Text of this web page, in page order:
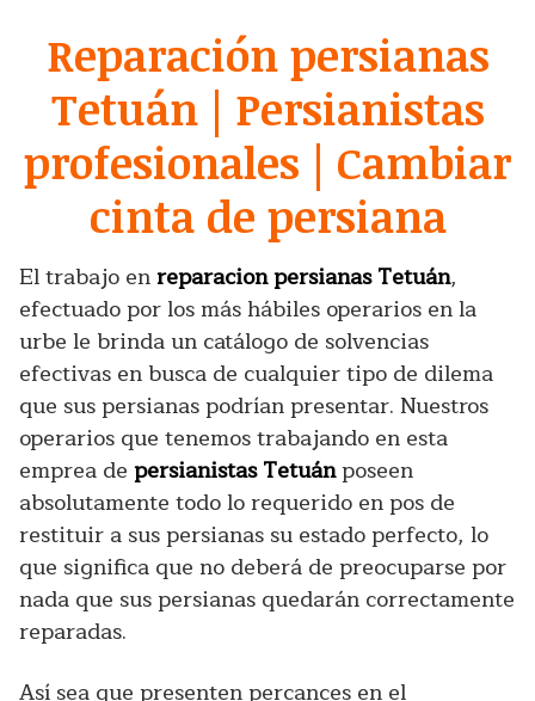
Reparación persianas
Tetuán | Persianistas
profesionales | Cambiar
cinta de persiana
El trabajo enreparacion persianas Tetuán,
efectuado por los más hábiles operarios en la
urbe le brinda un catálogo de solvencias
efectivas en busca de cualquier tipo de dilema
que sus persianas podrían presentar. Nuestros
operarios que tenemos trabajando en esta
emprea de persianistas Tetuánposeen
absolutamente todo lo requerido en pos de
restituir a sus persianas su estado perfecto, lo
que significa que no deberá de preocuparse por
nada que sus persianas quedarán correctamente
reparadas.
Así sea que presenten percances en el